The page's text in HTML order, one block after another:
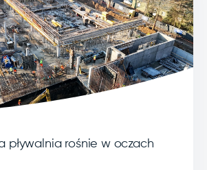
pływalnia rośnie w oczach